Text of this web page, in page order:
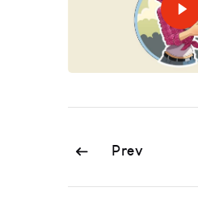
Prev